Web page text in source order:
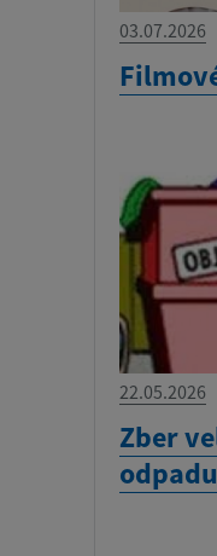
03.07.2026
22.05.2026
Zber